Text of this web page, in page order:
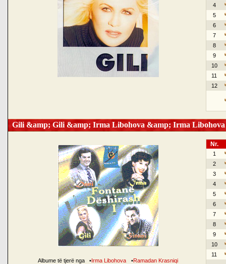
4
5
6
7
8
9
10
11
12
Gili &amp; Gili &amp; Irma Libohova &amp; Irma
Albume të tjerë nga •Irma Libohova •Ramadan Krasniqi
Nr.
1
2
3
4
5
6
7
8
9
10
11